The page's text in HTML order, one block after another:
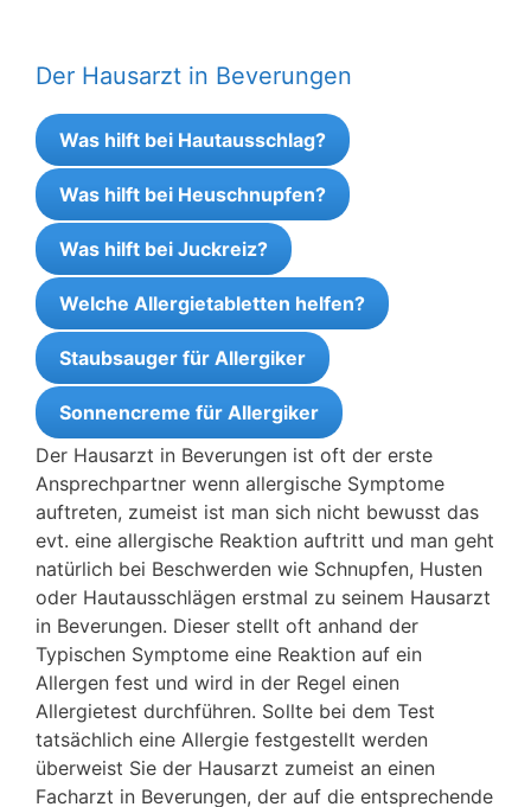
Der Hausarzt in Beverungen
Was hilft bei Hautausschlag?
Was hilft bei Heuschnupfen?
Was hilft bei Juckreiz?
Welche Allergietabletten helfen?
Staubsauger für Allergiker
Sonnencreme für Allergiker
Der Hausarzt in Beverungen ist oft der erste
Ansprechpartner wenn allergische Symptome
auftreten, zumeist ist man sich nicht bewusst das
evt. eine allergische Reaktion auftritt und man geht
natürlich bei Beschwerden wie Schnupfen, Husten
oder Hautausschlägen erstmal zu seinem Hausarzt
in Beverungen. Dieser stellt oft anhand der
Typischen Symptome eine Reaktion auf ein
Allergen fest und wird in der Regel einen
Allergietest durchführen. Sollte bei dem Test
tatsächlich eine Allergie festgestellt werden
überweist Sie der Hausarzt zumeist an einen
Facharzt in Beverungen, der auf die entsprechende